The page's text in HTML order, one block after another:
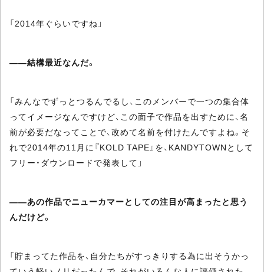
「2014年ぐらいですね」
――結構最近なんだ。
「みんなでずっとつるんでるし、このメンバーで一つの集合体
ってイメージなんですけど、この面子で作品を出すために、名
前が必要だなってことで、改めて名前を付けたんですよね。そ
れで2014年の11月に『KOLD TAPE』を、KANDYTOWNとして
フリー・ダウンロードで発表して」
――あの作品でニューカマーとしての注目が高まったと思う
んだけど。
「貯まってた作品を、自分たちがすっきりする為に出そうかっ